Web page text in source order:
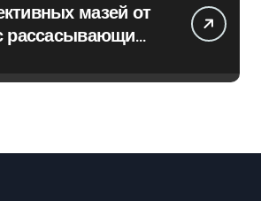
мазей от
рассасывающим